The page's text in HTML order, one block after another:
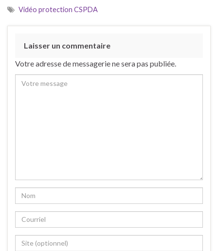
Vidéo protection CSPDA
Laisser un commentaire
Votre adresse de messagerie ne sera pas publiée.